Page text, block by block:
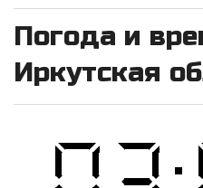
Погода и
Иркутская